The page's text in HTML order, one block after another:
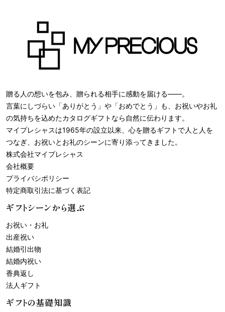
贈る人の想いを包み、贈られる相手に感動を届ける――。
言葉にしづらい「ありがとう」や「おめでとう」も、お祝いやお礼
の気持ちを込めたカタログギフトなら自然に伝わります。
マイプレシャスは1965年の設立以来、心を贈るギフトで人と人を
つなぎ、お祝いとお礼のシーンに寄り添ってきました。
株式会社マイプレシャス
会社概要
プライバシポリシー
特定商取引法に基づく表記
ギフトシーンから選ぶ
お祝い・お礼
出産祝い
結婚引出物
結婚内祝い
香典返し
法人ギフト
ギフトの基礎知識